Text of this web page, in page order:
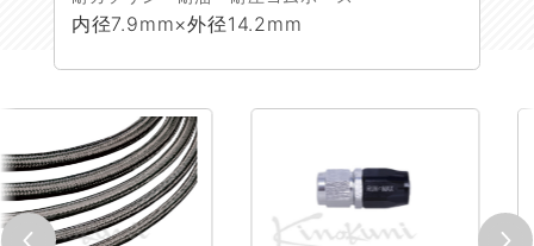
内径7.9mm×外径14.2mm